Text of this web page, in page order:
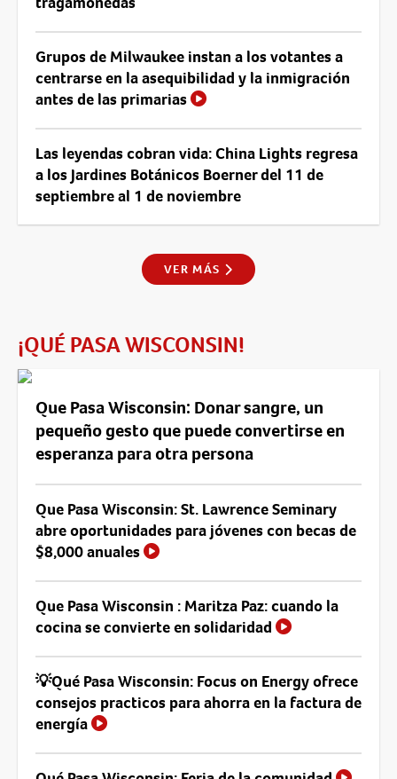
Grupos de Milwaukee instan a los votantes a
centrarse en la asequibilidad y la inmigración
antes de las primarias
Las leyendas cobran vida: China Lights regresa
a los Jardines Botánicos Boerner del 11 de
septiembre al 1 de noviembre
VER MÁS
¡QUÉ PASA WISCONSIN!
Que Pasa Wisconsin: Donar sangre, un
pequeño gesto que puede convertirse en
esperanza para otra persona
Que Pasa Wisconsin: St. Lawrence Seminary
abre oportunidades para jóvenes con becas de
$8,000 anuales
Que Pasa Wisconsin : Maritza Paz: cuando la
cocina se convierte en solidaridad
💡Qué Pasa Wisconsin: Focus on Energy ofrece
consejos practicos para ahorra en la factura de
energía